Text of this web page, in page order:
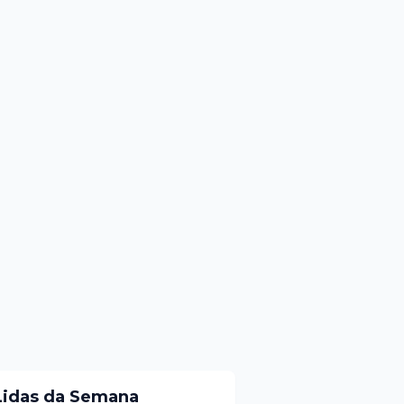
da Semana